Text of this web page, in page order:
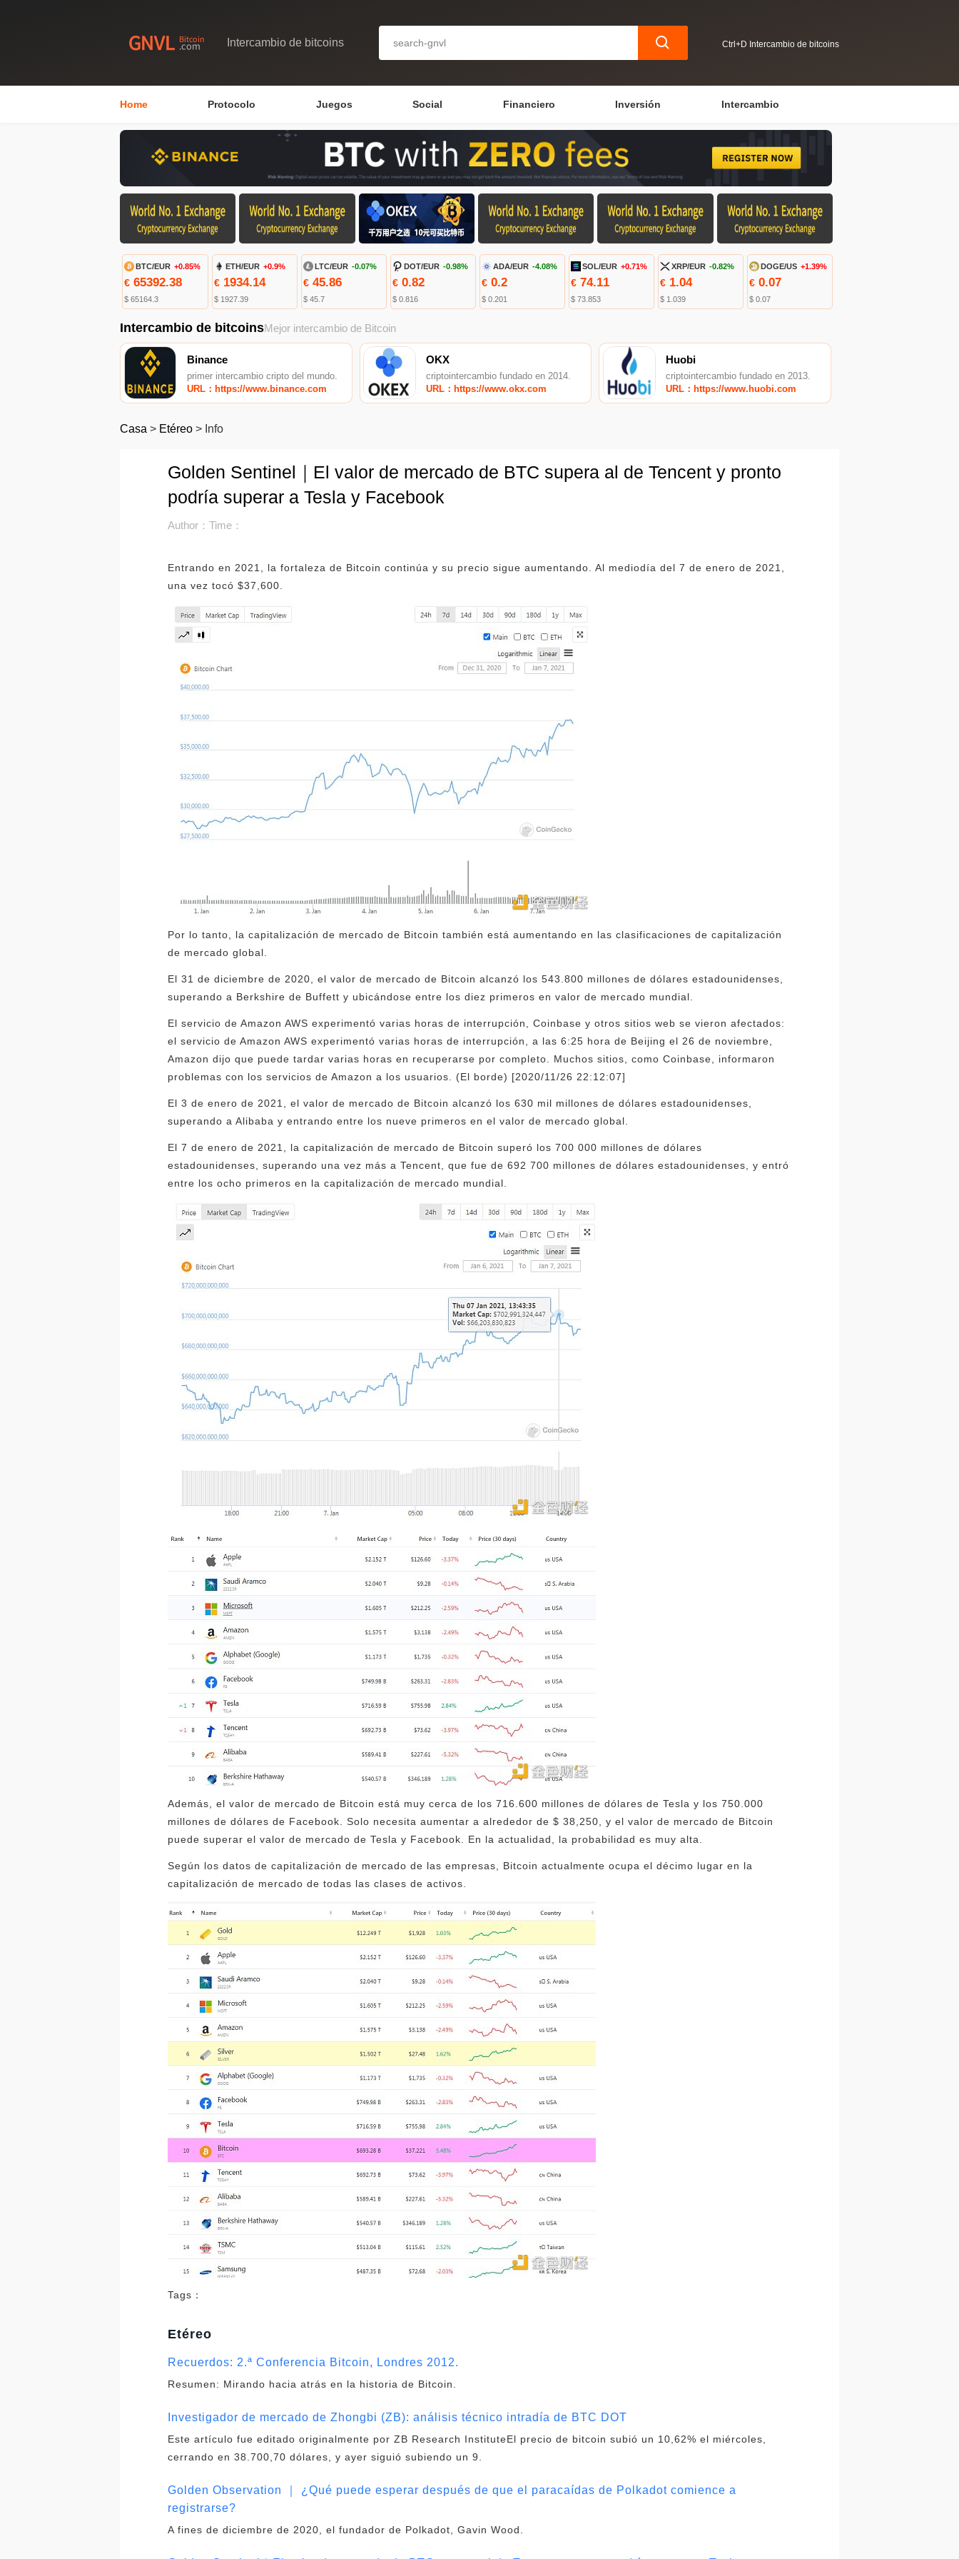
Intercambio de bitcoins Ctrl+D Intercambio de bitcoins
Home Protocolo Juegos Social Financiero Inversión Intercambio
BTC/EUR +0.85%
€ 65392.38
$ 65164.3
ETH/EUR +0.9%
€1934.14
$ 1927.39
LTC/EUR -0.07%
€45.86
$ 45.7
DOT/EUR -0.98%
€0.82
$ 0.816
ADA/EUR -4.08%
€0.2
$ 0.201
SOL/EUR +0.71%
€ 74.11
$ 73.853
XRP/EUR -0.82%
€ 1.04
$ 1.039
DOGE/US +1.39%
€ 0.07
$ 0.07
Intercambio de bitcoinsMejor intercambio de Bitcoin
Binance
primer intercambio cripto del mundo.
URL：https://www.binance.com
OKX
criptointercambio fundado en 2014.
URL：https://www.okx.com
Huobi
criptointercambio fundado en 2013.
URL：https://www.huobi.com
Casa > Etéreo > Info
Golden Sentinel｜El valor de mercado de BTC supera al de Tencent y pronto
podría superar a Tesla y Facebook
Author：Time：
Entrando en 2021, la fortaleza de Bitcoin continúa y su precio sigue aumentando. Al mediodía del 7 de enero de 2021,
una vez tocó $37,600.
Por lo tanto, la capitalización de mercado de Bitcoin también está aumentando en las clasificaciones de capitalización
de mercado global.
El 31 de diciembre de 2020, el valor de mercado de Bitcoin alcanzó los 543.800 millones de dólares estadounidenses,
superando a Berkshire de Buffett y ubicándose entre los diez primeros en valor de mercado mundial.
El servicio de Amazon AWS experimentó varias horas de interrupción, Coinbase y otros sitios web se vieron afectados:
el servicio de Amazon AWS experimentó varias horas de interrupción, a las 6:25 hora de Beijing el 26 de noviembre,
Amazon dijo que puede tardar varias horas en recuperarse por completo. Muchos sitios, como Coinbase, informaron
problemas con los servicios de Amazon a los usuarios. (El borde) [2020/11/26 22:12:07]
El 3 de enero de 2021, el valor de mercado de Bitcoin alcanzó los 630 mil millones de dólares estadounidenses,
superando a Alibaba y entrando entre los nueve primeros en el valor de mercado global.
El 7 de enero de 2021, la capitalización de mercado de Bitcoin superó los 700 000 millones de dólares
estadounidenses, superando una vez más a Tencent, que fue de 692 700 millones de dólares estadounidenses, y entró
entre los ocho primeros en la capitalización de mercado mundial.
Además, el valor de mercado de Bitcoin está muy cerca de los 716.600 millones de dólares de Tesla y los 750.000
millones de dólares de Facebook. Solo necesita aumentar a alrededor de $ 38,250, y el valor de mercado de Bitcoin
puede superar el valor de mercado de Tesla y Facebook. En la actualidad, la probabilidad es muy alta.
Según los datos de capitalización de mercado de las empresas, Bitcoin actualmente ocupa el décimo lugar en la
capitalización de mercado de todas las clases de activos.
Tags：
Etéreo
Recuerdos: 2.ª Conferencia Bitcoin, Londres 2012.
Resumen: Mirando hacia atrás en la historia de Bitcoin.
Investigador de mercado de Zhongbi (ZB): análisis técnico intradía de BTC DOT
Este artículo fue editado originalmente por ZB Research InstituteEl precio de bitcoin subió un 10,62% el miércoles,
cerrando en 38.700,70 dólares, y ayer siguió subiendo un 9.
Golden Observation ｜ ¿Qué puede esperar después de que el paracaídas de Polkadot comience a
registrarse?
A fines de diciembre de 2020, el fundador de Polkadot, Gavin Wood.